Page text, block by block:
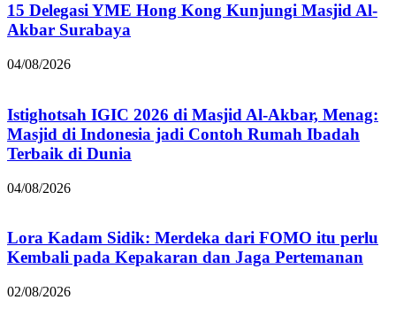
15 Delegasi YME Hong Kong Kunjungi Masjid Al-
Akbar Surabaya
04/08/2026
Istighotsah IGIC 2026 di Masjid Al-Akbar, Menag:
Masjid di Indonesia jadi Contoh Rumah Ibadah
Terbaik di Dunia
04/08/2026
Lora Kadam Sidik: Merdeka dari FOMO itu perlu
Kembali pada Kepakaran dan Jaga Pertemanan
02/08/2026